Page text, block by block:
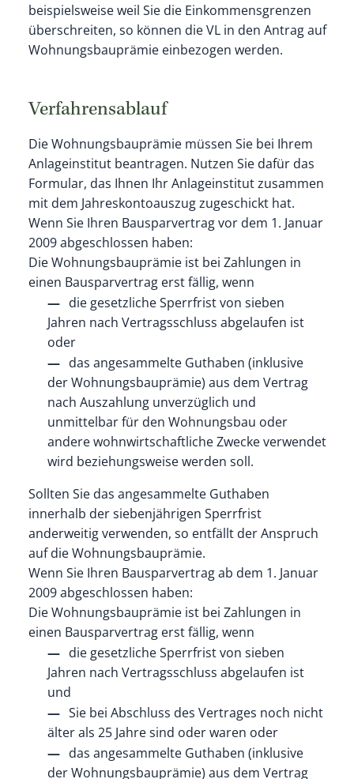
beispielsweise weil Sie die Einkommensgrenzen
überschreiten, so können die VL in den Antrag auf
Wohnungsbauprämie einbezogen werden.
Verfahrensablauf
Die Wohnungsbauprämie müssen Sie bei Ihrem
Anlageinstitut beantragen. Nutzen Sie dafür das
Formular, das Ihnen Ihr Anlageinstitut zusammen
mit dem Jahreskontoauszug zugeschickt hat.
Wenn Sie Ihren Bausparvertrag vor dem 1. Januar
2009 abgeschlossen haben:
Die Wohnungsbauprämie ist bei Zahlungen in
einen Bausparvertrag erst fällig, wenn
die gesetzliche Sperrfrist von sieben
Jahren nach Vertragsschluss abgelaufen ist
oder
das angesammelte Guthaben (inklusive
der Wohnungsbauprämie) aus dem Vertrag
nach Auszahlung unverzüglich und
unmittelbar für den Wohnungsbau oder
andere wohnwirtschaftliche Zwecke verwendet
wird beziehungsweise werden soll.
Sollten Sie das angesammelte Guthaben
innerhalb der siebenjährigen Sperrfrist
anderweitig verwenden, so entfällt der Anspruch
auf die Wohnungsbauprämie.
Wenn Sie Ihren Bausparvertrag ab dem 1. Januar
2009 abgeschlossen haben:
Die Wohnungsbauprämie ist bei Zahlungen in
einen Bausparvertrag erst fällig, wenn
die gesetzliche Sperrfrist von sieben
Jahren nach Vertragsschluss abgelaufen ist
und
Sie bei Abschluss des Vertrages noch nicht
älter als 25 Jahre sind oder waren oder
das angesammelte Guthaben (inklusive
der Wohnungsbauprämie) aus dem Vertrag